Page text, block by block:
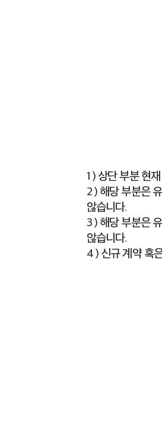
1 ) 상단 부분 현
2 ) 해당 부분은
않습니다.
3 ) 해당 부분은
않습니다.
4 ) 신규 계약 혹